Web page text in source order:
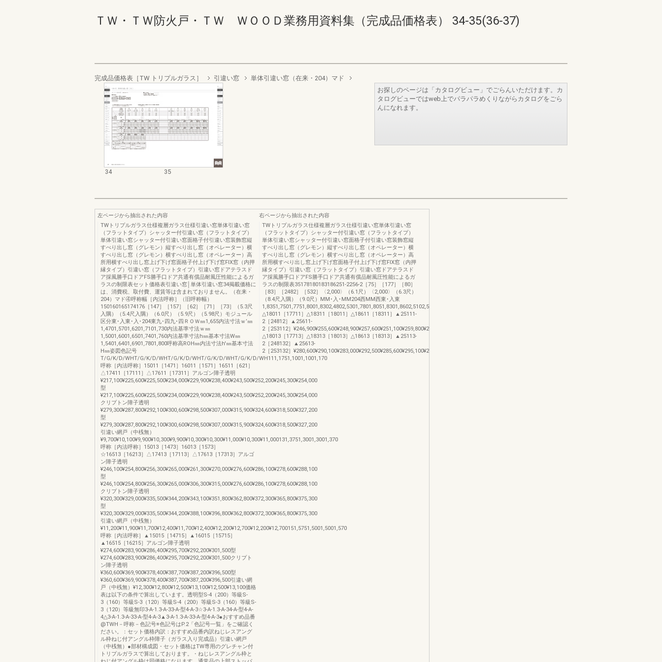
ＴＷ・ＴＷ防火戸・ＴＷ ＷＯＯＤ業務用資料集（完成品価格表） 34-35(36-37)
完成品価格表［TW トリプルガラス］ 引違い窓 単体引違い窓（在来・204）マド
34 35
お探しのページは「カタログビュー」でごらんいただけます。カ
タログビューではweb上でパラパラめくりながらカタログをごら
んになれます。
左ページから抽出された内容
TWトリプルガラス仕様複層ガラス仕様引違い窓単体引違い窓
（フラットタイプ）シャッター付引違い窓（フラットタイプ）
単体引違い窓シャッター付引違い窓面格子付引違い窓装飾窓縦
すべり出し窓（グレモン）縦すべり出し窓（オペレーター）横
すべり出し窓（グレモン）横すべり出し窓（オペレーター）高
所用横すべり出し窓上げ下げ窓面格子付上げ下げ窓FIX窓（内押
縁タイプ）引違い窓（フラットタイプ）引違い窓ドアテラスド
ア採風勝手口ドアFS勝手口ドア共通有償品耐風圧性能によるガ
ラスの制限表セット価格表引違い窓│単体引違い窓34掲載価格に
は、消費税、取付費、運賃等は含まれておりません。（在来・
204）マド④呼称幅［内法呼称］（旧呼称幅）
150160165174176［147］［157］［62］［71］［73］（5.3尺
入隅）（5.4尺入隅）（6.0尺）（5.9尺）（5.98尺）モジュール
区分東･入東･入･204東九･四九･四ＲＯＷ㎜1,655内法寸法ｗ’㎜
1,4701,5701,6201,7101,730内法基準寸法ｗ㎜
1,5001,6001,6501,7401,760内法基準寸法h㎜基本寸法W㎜
1,5401,6401,6901,7801,800呼称高ROH㎜内法寸法h'㎜基本寸法
H㎜姿図色記号
T/G/K/D/WHT/G/K/D/WHT/G/K/D/WHT/G/K/D/WHT/G/K/D/WH111,1751,1001,1001,170
呼称［内法呼称］15011［1471］16011［1571］16511［621］
△17411［17111］△17611［17311］アルゴン障子透明
¥217,100¥225,600¥225,500¥234,000¥229,900¥238,400¥243,500¥252,200¥245,300¥254,000
型
¥217,100¥225,600¥225,500¥234,000¥229,900¥238,400¥243,500¥252,200¥245,300¥254,000
クリプトン障子透明
¥279,300¥287,800¥292,100¥300,600¥298,500¥307,000¥315,900¥324,600¥318,500¥327,200
型
¥279,300¥287,800¥292,100¥300,600¥298,500¥307,000¥315,900¥324,600¥318,500¥327,200
引違い網戸（中桟無）
¥9,700¥10,100¥9,900¥10,300¥9,900¥10,300¥10,300¥11,000¥10,300¥11,000131,3751,3001,3001,370
呼称［内法呼称］15013［1473］16013［1573］
☆16513［16213］△17413［17113］△17613［17313］アルゴ
ン障子透明
¥246,100¥254,800¥256,300¥265,000¥261,300¥270,000¥276,600¥286,100¥278,600¥288,100
型
¥246,100¥254,800¥256,300¥265,000¥306,300¥315,000¥276,600¥286,100¥278,600¥288,100
クリプトン障子透明
¥320,300¥329,000¥335,500¥344,200¥343,100¥351,800¥362,800¥372,300¥365,800¥375,300
型
¥320,300¥329,000¥335,500¥344,200¥388,100¥396,800¥362,800¥372,300¥365,800¥375,300
引違い網戸（中桟無）
¥11,200¥11,900¥11,700¥12,400¥11,700¥12,400¥12,200¥12,700¥12,200¥12,700151,5751,5001,5001,570
呼称［内法呼称］▲15015［14715］▲16015［15715］
▲16515［16215］アルゴン障子透明
¥274,600¥283,900¥286,400¥295,700¥292,200¥301,500型
¥274,600¥283,900¥286,400¥295,700¥292,200¥301,500クリプト
ン障子透明
¥360,600¥369,900¥378,400¥387,700¥387,200¥396,500型
¥360,600¥369,900¥378,400¥387,700¥387,200¥396,500引違い網
戸（中桟無）¥12,300¥12,800¥12,500¥13,100¥12,500¥13,100価格
表は以下の条件で算出しています。透明型S-4（200）等級S-
3（160）等級S-3（120）等級S-4（200）等級S-3（160）等級S-
3（120）等級無印3-A-1.3-A-33-A-型4-A-3☆3-A-1.3-A-34-A-型4-A-
4△3-A-1.3-A-33-A-型4-A-3▲3-A-1.3-A-33-A-型4-A-3●おすすめ品番
@TWH－呼称－色記号※色記号はP.2「色記号一覧」をご確認く
ださい。：セット価格内訳：おすすめ品番内訳ねじレスアング
ル枠ねじ付アングル枠障子（ガラス入り完成品）引違い網戸
（中桟無）●部材構成図・セット価格はTW専用のグレチャン付
トリプルガラスで算出しております。・ねじレスアングル枠と
右ページから抽出された内容
TWトリプルガラス仕様複層ガラス仕様引違い窓単体引違い窓
（フラットタイプ）シャッター付引違い窓（フラットタイプ）
単体引違い窓シャッター付引違い窓面格子付引違い窓装飾窓縦
すべり出し窓（グレモン）縦すべり出し窓（オペレーター）横
すべり出し窓（グレモン）横すべり出し窓（オペレーター）高
所用横すべり出し窓上げ下げ窓面格子付上げ下げ窓FIX窓（内押
縁タイプ）引違い窓（フラットタイプ）引違い窓ドアテラスド
ア採風勝手口ドアFS勝手口ドア共通有償品耐風圧性能によるガ
ラスの制限表35178180183186251-2256-2［75］［177］［80］
［83］［2482］［532］〈2,000〉（6.1尺）〈2,000〉（6.3尺）
（8.4尺入隅）（9.0尺）MM･入･MM204西MM西東･入東
1,8351,7501,7751,8001,8302,4802,5301,7801,8051,8301,8602,5102,5601,8201,8451,8701,9002,5502,600T/G/K/D/WHT/G/K/D/WHT/G/K/D/WHT/G/K/D/WHT/
△18011［17711］△18311［18011］△18611［18311］▲25111-
2［24812］▲25611-
2［253112］
△18013［17713］△18313［18013］△18613［18313］▲25113-
2［248132］▲25613-
2［253132］